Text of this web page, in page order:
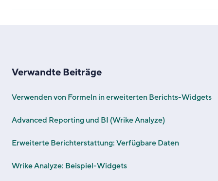
Verwandte Beiträge
Verwenden von Formeln in erweiterten Berichts-Widgets
Advanced Reporting und BI (Wrike Analyze)
Erweiterte Berichterstattung: Verfügbare Daten
Wrike Analyze: Beispiel-Widgets